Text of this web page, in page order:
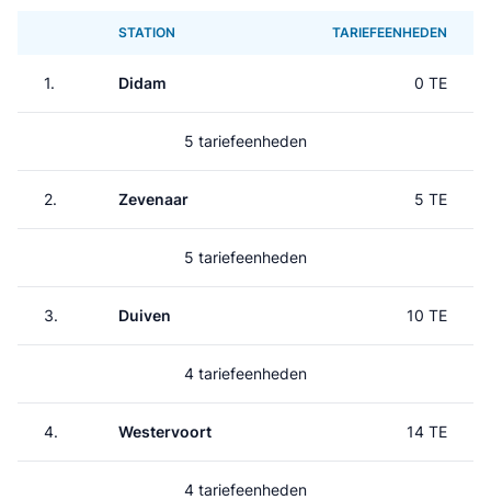
STATION TARIEFEENHEDEN
1. Didam 0 TE
5 tariefeenheden
2. Zevenaar 5 TE
5 tariefeenheden
3. Duiven 10 TE
4 tariefeenheden
4. Westervoort 14 TE
4 tariefeenheden